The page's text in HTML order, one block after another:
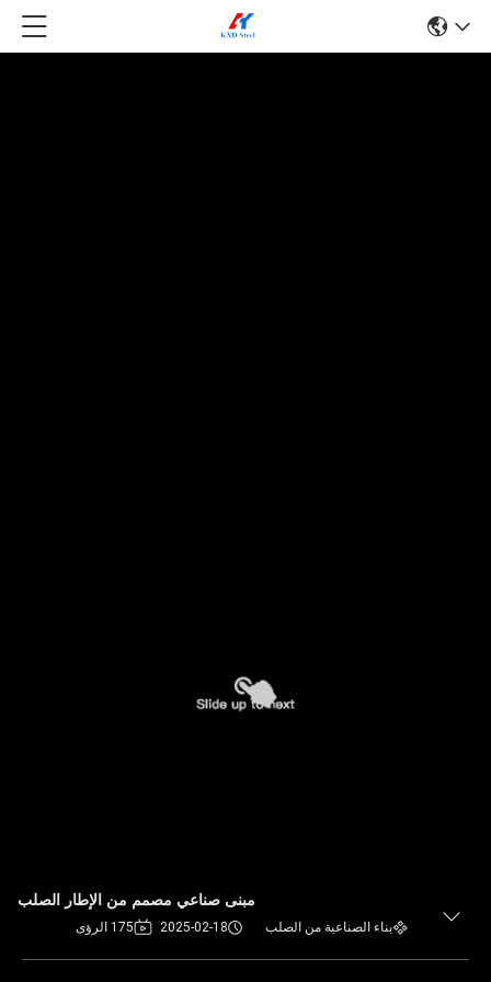
مبنى صناعي مصمم من الإطار الصلب
بناء الصناعية من الصلب 2025-02-18 175 الرؤى